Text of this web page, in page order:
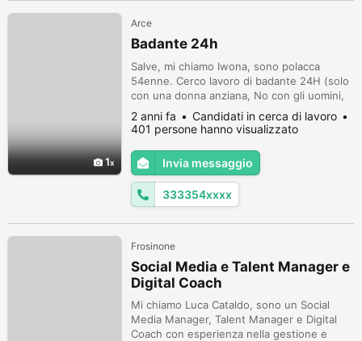
1
Arce
Badante 24h
Salve, mi chiamo Iwona, sono polacca
54enne. Cerco lavoro di badante 24H (solo
con una donna anziana, No con gli uomini,
No con la famiglia). Ho esperienza di 18
anni in questo settore. Cura e igiene della
persona, somministrazione medicinali,
preparazione e somministrazione pasti,
pulizia della casa. Conosco bene lingua
italiana e cucina italiana. Zona: Arc...
2 anni fa
Candidati in cerca di lavoro
401 persone hanno visualizzato
Invia messaggio
333354xxxx
Frosinone
Social Media e Talent Manager e
Digital Coach
Mi chiamo Luca Cataldo, sono un Social
Media Manager, Talent Manager e Digital
Coach con esperienza nella gestione e